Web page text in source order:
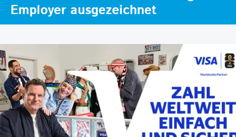
Employer ausgezeichnet